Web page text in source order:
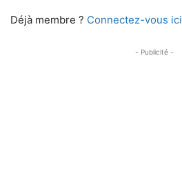
Déjà membre ? Connectez-vous ici
- Publicité -